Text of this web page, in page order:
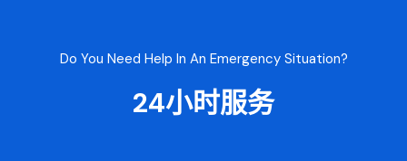
Do You Need Help In An Emergency Situation?
24小时服务